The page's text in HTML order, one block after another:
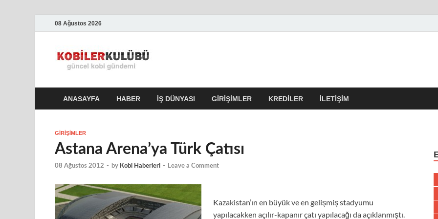
08 Ağustos 2026
ANASAYFA HABER İŞ DÜNYASI GIRIŞIMLER KREDILER İLETIŞIM
GIRIŞIMLER
Astana Arena’ya Türk Çatısı
08 Ağustos 2012 - by Kobi Haberleri - Leave a Comment
Kazakistan’ın en büyük ve en gelişmiş stadyumu
yapılacakken açılır-kapanır çatı yapılacağı da açıklanmıştı.